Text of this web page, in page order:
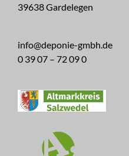
39638 Gardelegen
info@deponie-gmbh.de
0 39 07 – 72 09 0